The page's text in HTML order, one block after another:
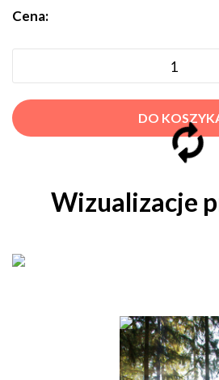
Cena:
DO
Wizualizacje